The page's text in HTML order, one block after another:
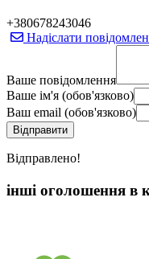
+380678243046
Надіслати
Ваше повідомлення
Ваше ім'я (обов'язково)
Ваш email (обов'язково)
Вiдправлено!
інші оголошення в